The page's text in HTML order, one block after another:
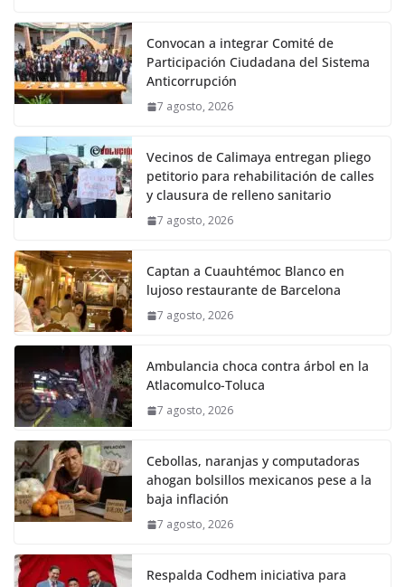
Convocan a integrar Comité de
Participación Ciudadana del Sistema
Anticorrupción
7 agosto, 2026
Vecinos de Calimaya entregan pliego
petitorio para rehabilitación de calles
y clausura de relleno sanitario
7 agosto, 2026
Captan a Cuauhtémoc Blanco en
lujoso restaurante de Barcelona
7 agosto, 2026
Ambulancia choca contra árbol en la
Atlacomulco-Toluca
7 agosto, 2026
Cebollas, naranjas y computadoras
ahogan bolsillos mexicanos pese a la
baja inflación
7 agosto, 2026
Respalda Codhem iniciativa para